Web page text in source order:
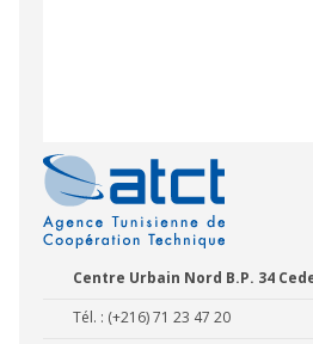
Centre Urbain Nord B.P. 34
Tél. : (+216) 71 23 47 20